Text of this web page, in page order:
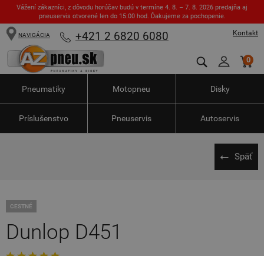
Vážení zákazníci, z dôvodu horúčav budú v termíne 4. 8. – 7. 8. 2026 predajňa aj
pneuservis otvorené len do 15:00 hod. Ďakujeme za pochopenie.
Kontakt
NAVIGÁCIA +421 2 6820 6080
0
Pneumatiky Motopneu Disky
Príslušenstvo Pneuservis Autoservis
Späť
CESTNÉ
Dunlop D451